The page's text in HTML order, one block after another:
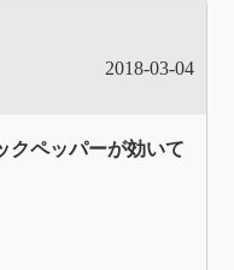
2018-03-04
クペッパーが効いて